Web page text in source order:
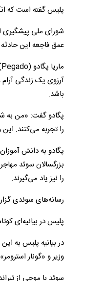
پلیس گفته است که
عمق فاجعه این
آرزوی یک زندگی
باشد.
پگادو گفت: «من به
را تجربه می‌کنند.
پگادو به دانش
بزرگسالان سوئد
را نیز یاد می‌گیرند.
رسانه‌های سوئدی گزارش دادند که فرد
پلیس در بیانیه‌ای
در بیانیه پلیس به
وزیر و «گونار
سوئد با موجی از